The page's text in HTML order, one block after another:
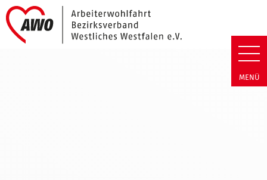
Arbeiterwohlfahrt Bezirk
MENÜ